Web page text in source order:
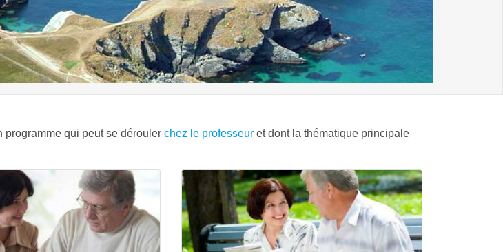
programme qui peut se dérouler chez le professeur et dont la thématique principale